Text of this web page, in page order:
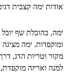
אודות ימה קצבית
ימה, בהובלת שף יובל
ומוקפדות. ימה
מקור וטריות הדג,
למנה ואריזה